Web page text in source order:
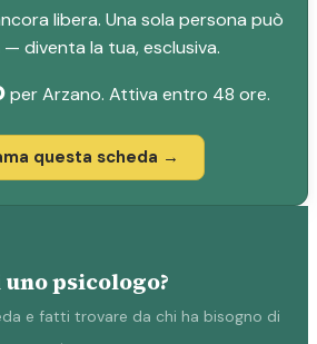
libera. Una sola persona può
diventa la tua, esclusiva.
per Arzano. Attiva entro 48 ore.
questa scheda →
uno psicologo?
e fatti trovare da chi ha bisogno di